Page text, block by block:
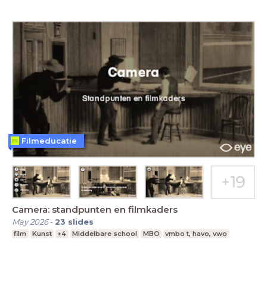
Camera: standpunten en filmkaders
May 2026- 23 slides
film Kunst +4 Middelbare school MBO vmbo t, havo, vwo
Filmeducatie